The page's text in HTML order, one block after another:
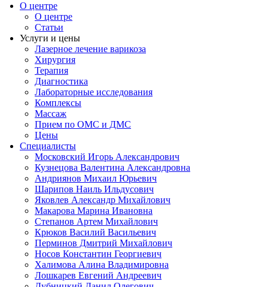
О центре
О центре
Статьи
Услуги и цены
Лазерное лечение варикоза
Хирургия
Терапия
Диагностика
Лабораторные исследования
Комплексы
Массаж
Прием по ОМС и ДМС
Цены
Специалисты
Московский Игорь Александрович
Кузнецова Валентина Александровна
Андриянов Михаил Юрьевич
Шарипов Наиль Ильдусович
Яковлев Александр Михайлович
Макарова Марина Ивановна
Степанов Артем Михайлович
Крюков Василий Васильевич
Перминов Дмитрий Михайлович
Носов Константин Георгиевич
Халимова Алина Владимировна
Лошкарев Евгений Андреевич